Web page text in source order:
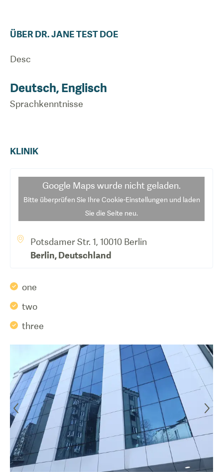
ÜBER DR.JANE TESTDOE
Desc
Deutsch, Englisch
Sprachkenntnisse
KLINIK
Google Maps wurde nicht geladen.
Bitte überprüfen Sie Ihre Cookie-Einstellungen und laden
Sie die Seite neu.
Potsdamer Str. 1, 10010 Berlin
Berlin,Deutschland
one
two
three